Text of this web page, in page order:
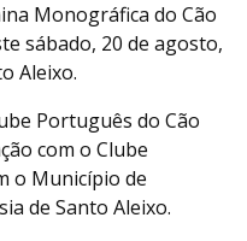
Monográfica do Cão
sábado, 20 de agosto,
Aleixo.
Português do Cão
com o Clube
o Município de
de Santo Aleixo.